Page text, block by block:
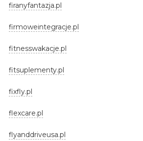
firanyfantazja.pl
firmoweintegracje.pl
fitnesswakacje.pl
fitsuplementy.pl
fixfly.pl
flexcare.pl
flyanddriveusa.pl